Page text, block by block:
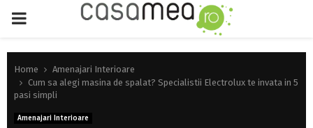
PRIMARY
MENU
Home
Amenajari Interioare
Cum sa alegi masina de spalat? Specialistii Electrolux te invata in 5
pasi simpli
Amenajari Interioare